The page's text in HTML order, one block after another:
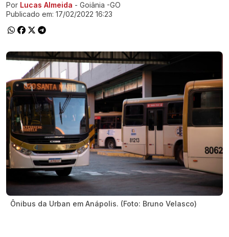
Ir direto pra matéria
Por Lucas Almeida - Goiânia -GO
Publicado em: 17/02/2022 16:23
Ônibus da Urban em Anápolis. (Foto: Bruno Velasco)